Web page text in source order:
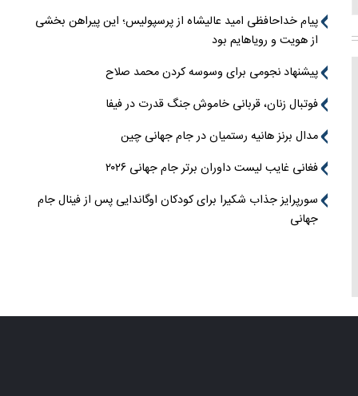
پیام خداحافظی امید عالیشاه از پرسپولیس؛ این پیراهن بخشی
از هویت و رویاهایم بود
پیشنهاد نجومی برای وسوسه کردن محمد صلاح
فوتبال زنان، قربانی خاموش جنگ قدرت در فیفا
مدال برنز هانیه رستمیان در جام جهانی چین
فغانی غایب لیست داوران برتر جام جهانی ۲۰۲۶
سورپرایز جذاب شکیرا برای کودکان اوگاندایی پس از فینال جام
جهانی